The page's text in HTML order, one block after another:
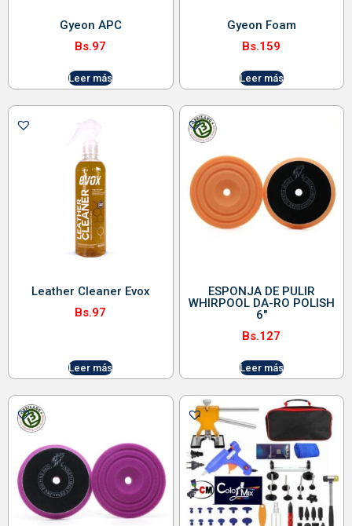
Gyeon APC
Bs.97
Leer más
Gyeon Foam
Bs.159
Leer más
Leather Cleaner Evox
Bs.97
Leer más
ESPONJA DE PULIR
WHIRPOOL DA-RO POLISH
6″
Bs.127
Leer más